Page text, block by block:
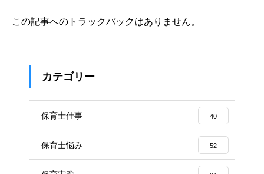
この記事へのトラックバックはありません。
カテゴリー
保育士仕事 40
保育士悩み 52